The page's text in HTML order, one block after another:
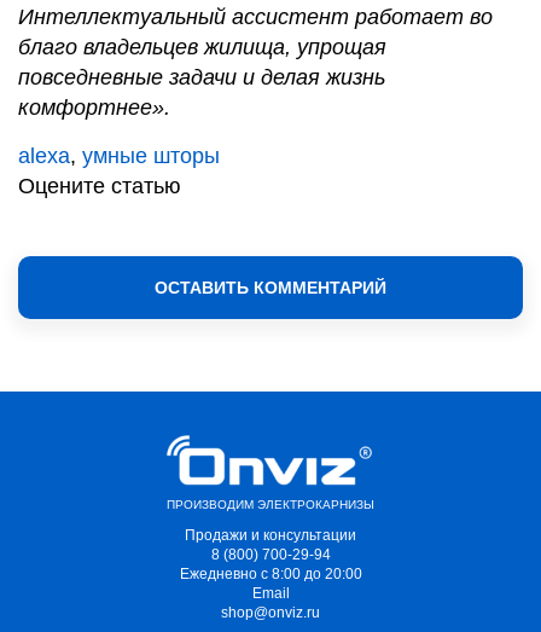
Интеллектуальный ассистент работает во
благо владельцев жилища, упрощая
повседневные задачи и делая жизнь
комфортнее».
alexa, умные шторы
Оцените статью
ОСТАВИТЬ КОММЕНТАРИЙ
ПРОИЗВОДИМ ЭЛЕКТРОКАРНИЗЫ
Продажи и консультации
8 (800) 700-29-94
Ежедневно с 8:00 до 20:00
Email
shop@onviz.ru